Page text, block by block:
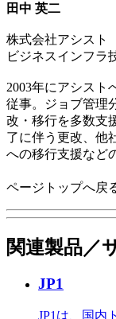
田中 英二
株式会社アシスト
ビジネスインフラ
2003年にアシスト
従事。ジョブ管理
改・移行を多数支
了に伴う更改、他
への移行支援など
ページトップへ戻
関連製品／
JP1
JP1は、国内